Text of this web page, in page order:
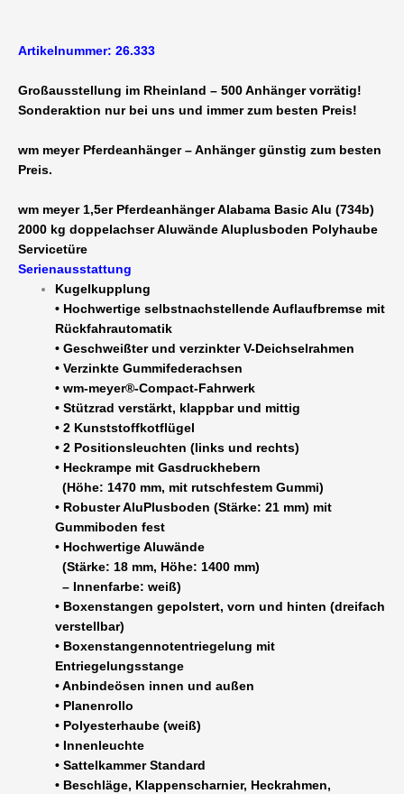
2000
doppelachser
-
Pferdeanhänger
3050
1310
x
2200
Aluwände
Aluplusboden
Polyhaube
Servicetüre
möglich
Menge
Artikelnummer: 26.333
Großausstellung im Rheinland – 500 Anhänger vorrätig!
Sonderaktion nur bei uns und immer zum besten Preis!
wm meyer Pferdeanhänger – Anhänger günstig zum besten
Preis.
wm meyer 1,5er Pferdeanhänger Alabama Basic Alu (734b)
2000 kg doppelachser Aluwände Aluplusboden Polyhaube
Servicetüre
Serienausstattung
Kugelkupplung
• Hochwertige selbstnachstellende Auflaufbremse mit
Rückfahrautomatik
• Geschweißter und verzinkter V-Deichselrahmen
• Verzinkte Gummifederachsen
• wm-meyer®-Compact-Fahrwerk
• Stützrad verstärkt, klappbar und mittig
• 2 Kunststoffkotflügel
• 2 Positionsleuchten (links und rechts)
• Heckrampe mit Gasdruckhebern
(Höhe: 1470 mm, mit rutschfestem Gummi)
• Robuster AluPlusboden (Stärke: 21 mm) mit
Gummiboden fest
• Hochwertige Aluwände
(Stärke: 18 mm, Höhe: 1400 mm)
– Innenfarbe: weiß)
• Boxenstangen gepolstert, vorn und hinten (dreifach
verstellbar)
• Boxenstangennotentriegelung mit
Entriegelungsstange
• Anbindeösen innen und außen
• Planenrollo
• Polyesterhaube (weiß)
• Innenleuchte
• Sattelkammer Standard
• Beschläge, Klappenscharnier, Heckrahmen,